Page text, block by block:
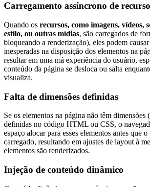
Carregamento assíncrono de
Quando os recursos, como imagens, vídeos,
estilo, ou outras mídias, são carregados de
bloqueando a renderização), eles podem
inesperadas na disposição dos elementos na
resultar em uma má experiência do usuário,
conteúdo da página se desloca ou salta
visualiza.
Falta de dimensões definidas
Se os elementos na página não têm dimensões (
definidas no código HTML ou CSS, o
espaço alocar para esses elementos antes que
carregado, resultando em ajustes de layout à
elementos são renderizados.
Injeção de conteúdo dinâmico